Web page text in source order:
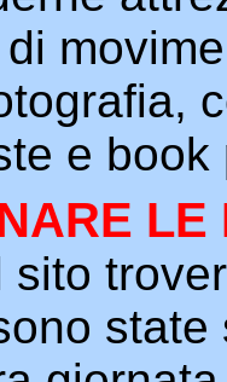
e book
LE
sito
state